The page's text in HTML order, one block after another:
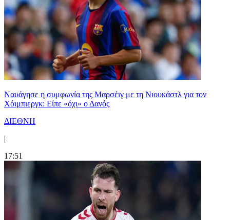
Ναυάγησε η συμφωνία της Μαρσέιγ με τη Νιουκάστλ για τον
Χόιμπιεργκ: Είπε «όχι» ο Δανός
ΔΙΕΘΝΗ
|
17:51